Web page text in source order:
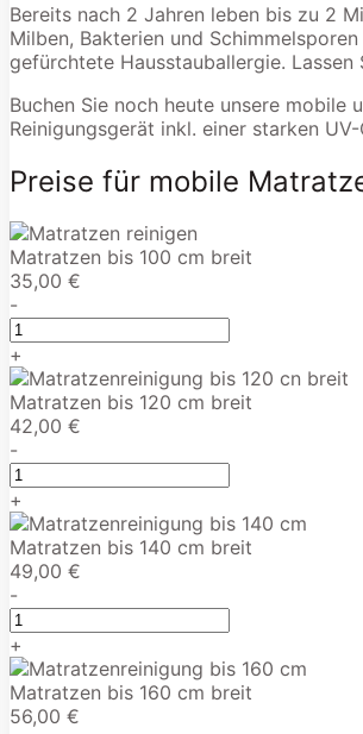
Bereits nach 2 Jahren leben bis zu 2
Milben, Bakterien und
gefürchtete Hausstauballergie. Lassen
Buchen Sie noch heute unsere mobile
Reinigungsgerät inkl. einer starken
Preise für mobile
Matratzen bis 100 cm breit
35,00 €
-
+
Matratzen bis 120 cm breit
42,00 €
-
+
Matratzen bis 140 cm breit
49,00 €
-
+
Matratzen bis 160 cm breit
56,00 €